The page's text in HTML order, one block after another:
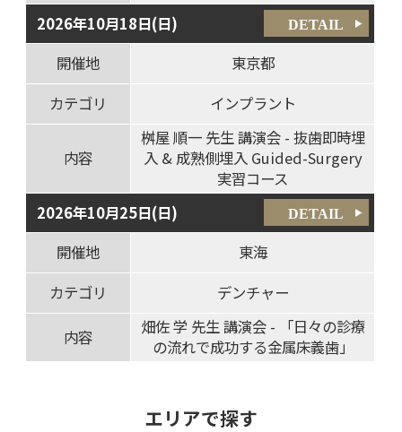
2026年10月18日(日)
DETAIL
開催地
東京都
カテゴリ
インプラント
内容
桝屋 順一 先生 講演会 - 抜歯即時埋
入 & 成熟側埋入 Guided-Surgery
実習コース
2026年10月25日(日)
DETAIL
開催地
東海
カテゴリ
デンチャー
内容
畑佐 学 先生 講演会 - 「日々の診療
の流れで成功する金属床義歯」
エリアで探す